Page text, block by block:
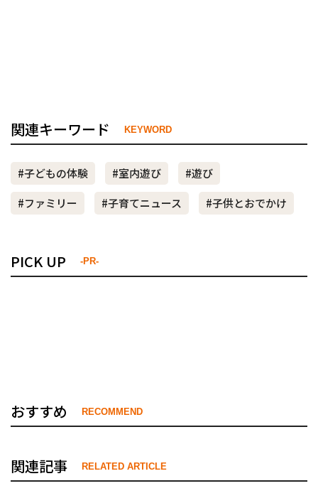
関連キーワード KEYWORD
#子どもの体験 #室内遊び
#遊び
#ファミリー
#子育てニュース #子供とおでかけ
PICK UP -PR-
おすすめ RECOMMEND
関連記事 RELATED ARTICLE